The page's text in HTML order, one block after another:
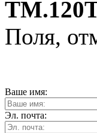
Поля,
Ваше имя:
Эл. почта: